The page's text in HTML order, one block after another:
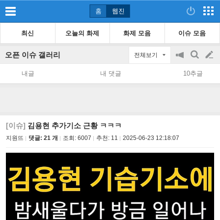
홈 웹진
최신 오늘의 화제 화제 모음 이슈 모음
오픈 이슈 갤러리 전체보기
공
지
on/off
검
색
글
쓰
내글 내 댓글 10추글
[이슈] 김용현 추가기소 근황 ㅋㅋㅋ
지원뜨 댓글: 21 개 조회: 6007 추천: 11 2025-06-23 12:18:07